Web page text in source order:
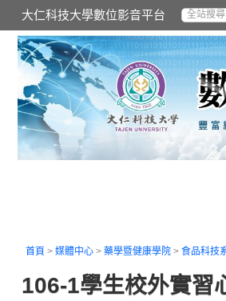
大仁科技大學數位影音平台
首頁 > 媒體中心 > 藥學暨健康學院 > 食品科技
106-1學生校外實習